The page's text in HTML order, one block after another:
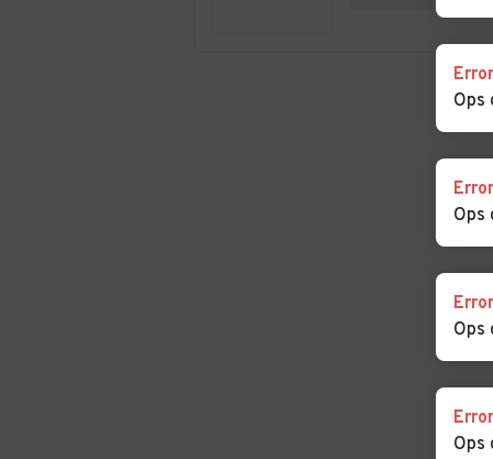
Auto usate
Valdobbiadene
Auto usate
Error
Ops
Error
Ops
Error
Ops
Error
Ops